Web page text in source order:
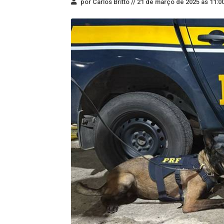
por Carlos Britto // 21 de março de 2025 às